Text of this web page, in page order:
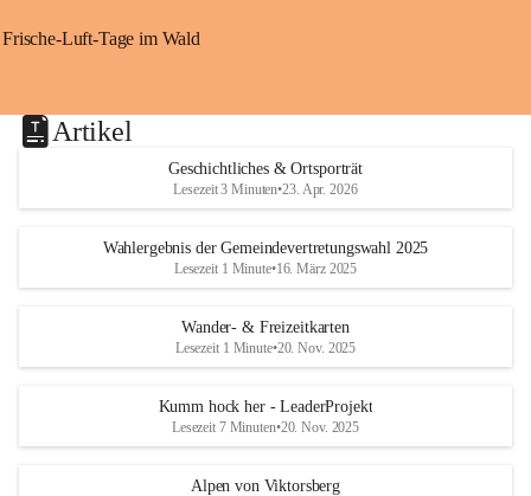
Frische-Luft-Tage im Wald
Artikel
Geschichtliches & Ortsporträt
Lesezeit 3 Minuten•23. Apr. 2026
Wahlergebnis der Gemeindevertretungswahl 2025
Lesezeit 1 Minute•16. März 2025
Wander- & Freizeitkarten
Lesezeit 1 Minute•20. Nov. 2025
Kumm hock her - LeaderProjekt
Lesezeit 7 Minuten•20. Nov. 2025
Alpen von Viktorsberg